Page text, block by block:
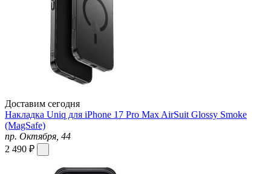
Доставим сегодня
Накладка Uniq для iPhone 17 Pro Max AirSuit Glossy Smoke
(MagSafe)
пр. Октября, 44
2 490 ₽